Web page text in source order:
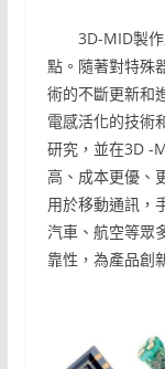
3D-MID製作
點。隨著對特殊
術的不斷更新和
電感活化的技術
研究，並在3D -
高、成本更優、
用於移動通訊，
汽車、航空等眾
靠性，為產品創